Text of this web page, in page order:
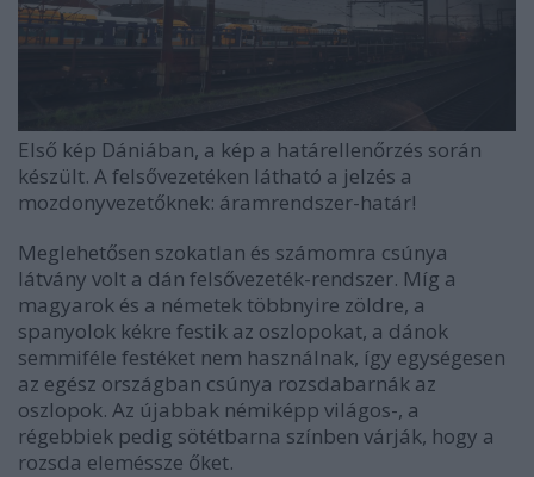
Első kép Dániában, a kép a határellenőrzés során
készült. A felsővezetéken látható a jelzés a
mozdonyvezetőknek: áramrendszer-határ!
Meglehetősen szokatlan és számomra csúnya
látvány volt a dán felsővezeték-rendszer. Míg a
magyarok és a németek többnyire zöldre, a
spanyolok kékre festik az oszlopokat, a dánok
semmiféle festéket nem használnak, így egységesen
az egész országban csúnya rozsdabarnák az
oszlopok. Az újabbak némiképp világos-, a
régebbiek pedig sötétbarna színben várják, hogy a
rozsda eleméssze őket.